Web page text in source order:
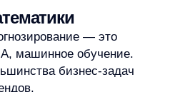
Excel глубоко, но
закупать?
стоит обратить